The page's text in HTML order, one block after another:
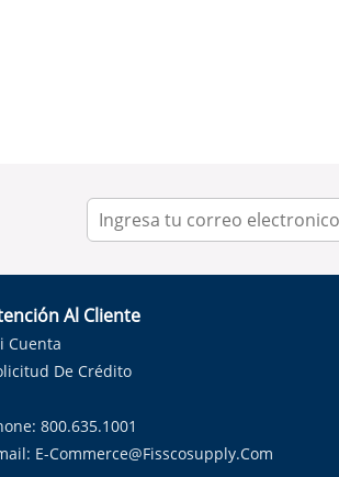
Al Cliente
Cuenta
De Crédito
800.635.1001
E-Commerce@fisscosupply.com